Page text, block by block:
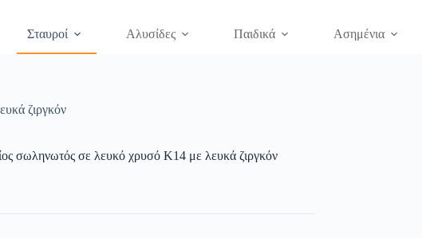
Σταυροί Αλυσίδες Παιδικά Ασημένια
ζιργκόν
σωληνωτός σε λευκό χρυσό K14 με λευκά ζιργκόν